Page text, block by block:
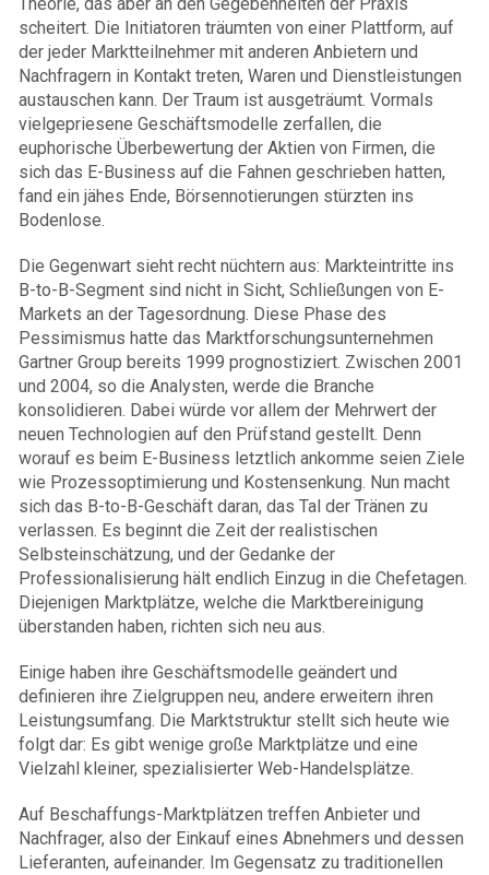
scheitert. Die Initiatoren träumten von einer Plattform, auf
der jeder Marktteilnehmer mit anderen Anbietern und
Nachfragern in Kontakt treten, Waren und Dienstleistungen
austauschen kann. Der Traum ist ausgeträumt. Vormals
vielgepriesene Geschäftsmodelle zerfallen, die
euphorische Überbewertung der Aktien von Firmen, die
sich das E-Business auf die Fahnen geschrieben hatten,
fand ein jähes Ende, Börsennotierungen stürzten ins
Bodenlose.
Die Gegenwart sieht recht nüchtern aus: Markteintritte ins
B-to-B-Segment sind nicht in Sicht, Schließungen von E-
Markets an der Tagesordnung. Diese Phase des
Pessimismus hatte das Marktforschungsunternehmen
Gartner Group bereits 1999 prognostiziert. Zwischen 2001
und 2004, so die Analysten, werde die Branche
konsolidieren. Dabei würde vor allem der Mehrwert der
neuen Technologien auf den Prüfstand gestellt. Denn
worauf es beim E-Business letztlich ankomme seien Ziele
wie Prozessoptimierung und Kostensenkung. Nun macht
sich das B-to-B-Geschäft daran, das Tal der Tränen zu
verlassen. Es beginnt die Zeit der realistischen
Selbsteinschätzung, und der Gedanke der
Professionalisierung hält endlich Einzug in die Chefetagen.
Diejenigen Marktplätze, welche die Marktbereinigung
überstanden haben, richten sich neu aus.
Einige haben ihre Geschäftsmodelle geändert und
definieren ihre Zielgruppen neu, andere erweitern ihren
Leistungsumfang. Die Marktstruktur stellt sich heute wie
folgt dar: Es gibt wenige große Marktplätze und eine
Vielzahl kleiner, spezialisierter Web-Handelsplätze.
Auf Beschaffungs-Marktplätzen treffen Anbieter und
Nachfrager, also der Einkauf eines Abnehmers und dessen
Lieferanten, aufeinander. Im Gegensatz zu traditionellen